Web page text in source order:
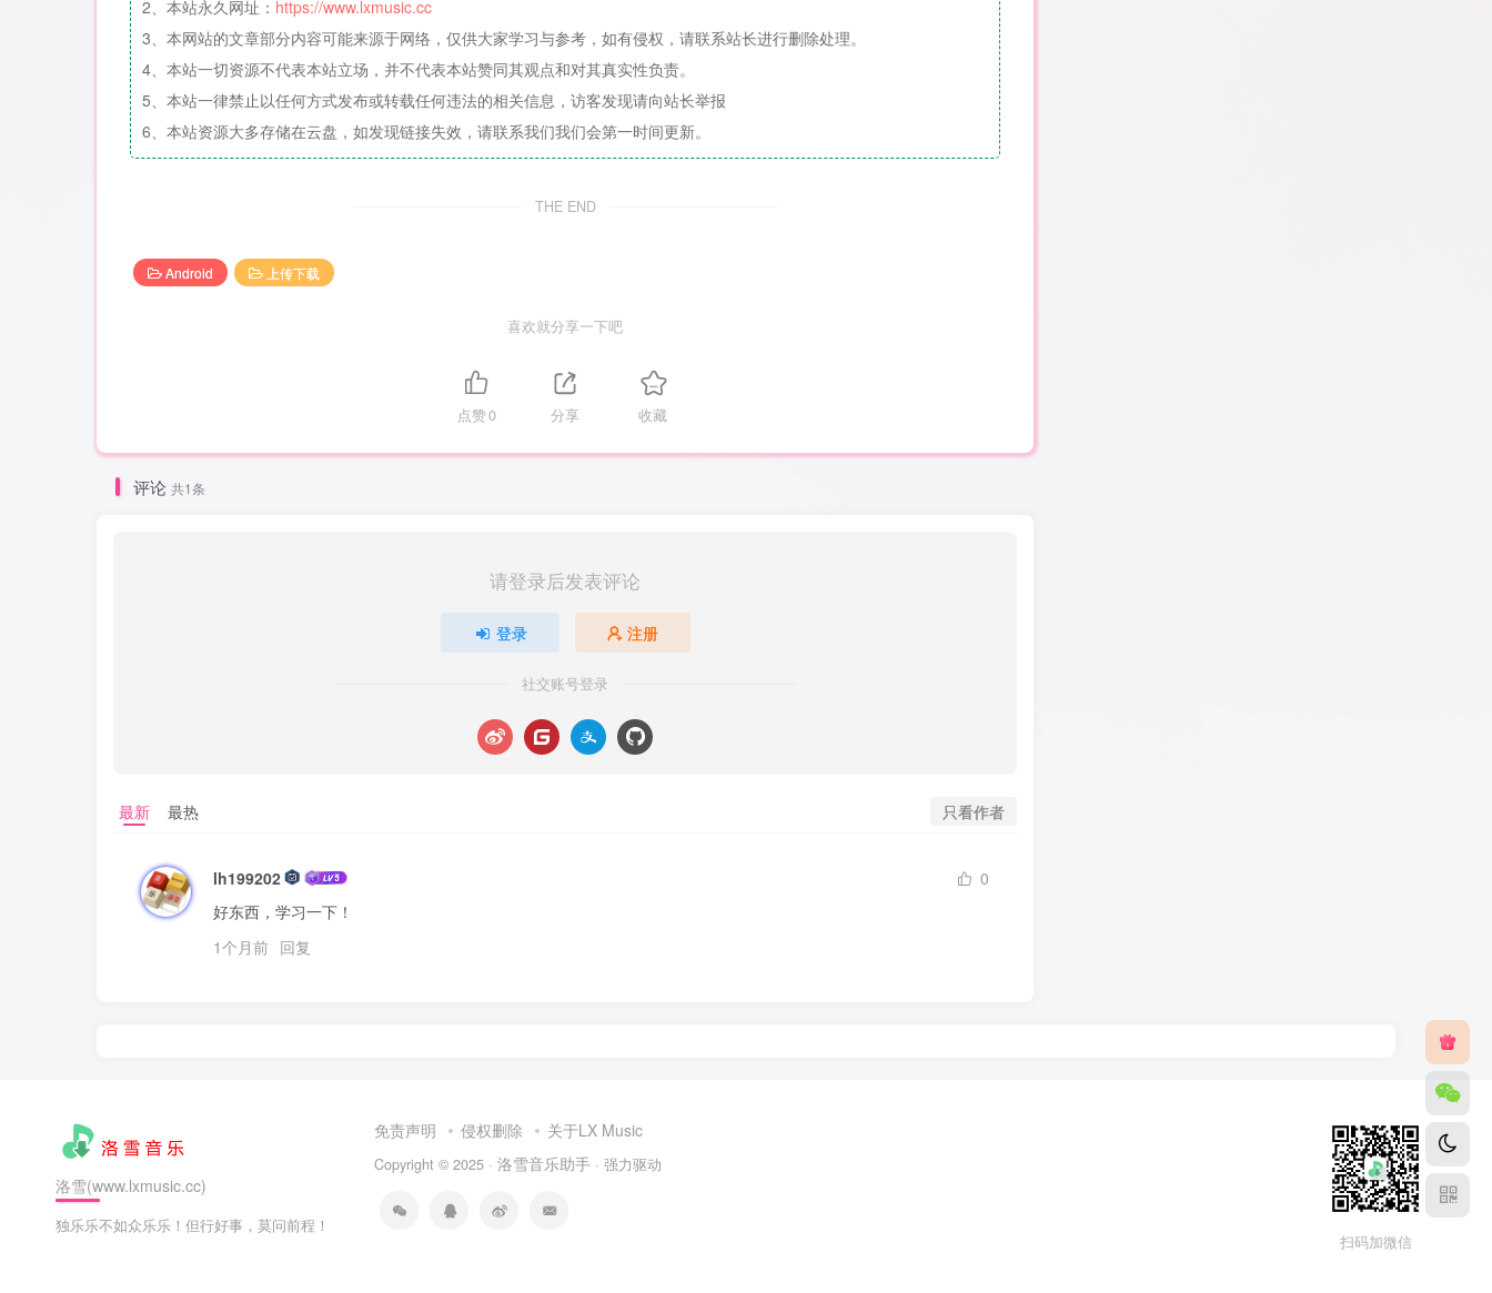
2、本站永久网址： https://www.lxmusic.cc
3、本网站的文章部分内容可能来源于网络，仅供大家学习与参考，如有侵权，请联系站长进行删除处理。
4、本站一切资源不代表本站立场，并不代表本站赞同其观点和对其真实性负责。
5、本站一律禁止以任何方式发布或转载任何违法的相关信息，访客发现请向站长举报
6、本站资源大多存储在云盘，如发现链接失效，请联系我们我们会第一时间更新。
THE END
Android 上传下载
喜欢就分享一下吧
点赞0 分享 收藏
评论 共1条
请登录后发表评论
登录 注册
社交账号登录
最新 最热 只看作者
lh199202
0
好东西，学习一下！
1个月前 回复
洛雪(www.lxmusic.cc)
独乐乐不如众乐乐！但行好事，莫问前程！
免责声明 侵权删除 关于LX Music
Copyright © 2025 · 洛雪音乐助手 · 强力驱动
扫码加微信